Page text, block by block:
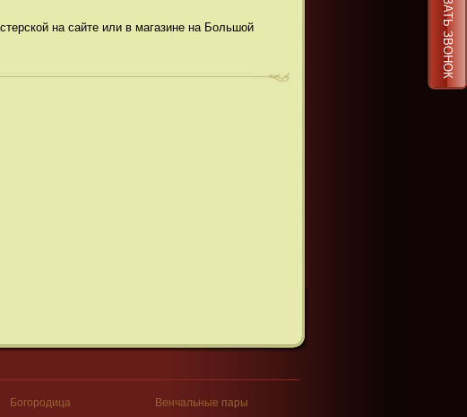
на сайте или в магазине на Большой
ЗАКАЗАТЬ ЗВОНОК
Богородица Венчальные пары